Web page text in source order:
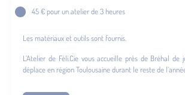
45 € pour un atelier de 3 heures
Les matériaux et outils sont fournis.
L’Atelier de Féli.Cie vous accueille près de Bréhal
déplace en région Toulousaine durant le reste de